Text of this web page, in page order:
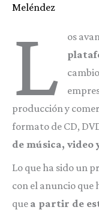
Meléndez
L os
producción y
formato de CD,
de música, video
Lo que ha sido un
con el anuncio que
que a partir de